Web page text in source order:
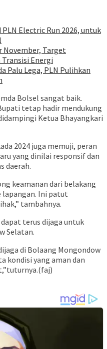
Electric Run 2026, untuk
November, Target
Transisi Energi
Palu Lega, PLN Pulihkan
Bolsel sangat baik.
tetap hadir mendukung
Ketua Bhayangkari
2024 juga memuji, peran
yang dinilai responsif dan
daerah.
keamanan dari belakang
lapangan. Ini patut
tambahnya.
terus dijaga untuk
Selatan.
di Bolaang Mongondow
kondisi yang aman dan